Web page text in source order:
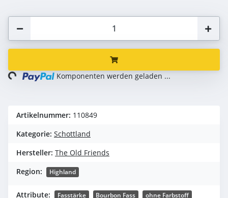
Komponenten werden geladen ...
Artikelnummer: 110849
Kategorie: Schottland
Hersteller: The Old Friends
Region:
Highland
Attribute: Fasstärke Bourbon Fass
ohne Farbstoff